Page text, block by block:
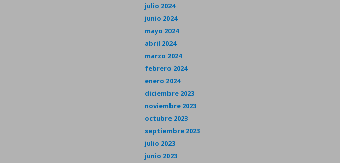
julio 2024
junio 2024
mayo 2024
abril 2024
marzo 2024
febrero 2024
enero 2024
diciembre 2023
noviembre 2023
octubre 2023
septiembre 2023
julio 2023
junio 2023